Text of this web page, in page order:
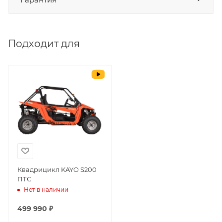
Уважаемые пользователи, в настоящем
которыми необходимо ознакомиться
покупателю, в случае приобретения
товара в нашем салоне. Здесь
размещены общие сведения по
решению возможных гарантийных
случаев и образцы необходимых для
гарантийные обязательства на
изложены в Руководстве по
эксплуатации (сервисной книжке), там
Подходит для
Квадрицикл KAYO S200
ПТС
Нет в наличии
499 990 ₽